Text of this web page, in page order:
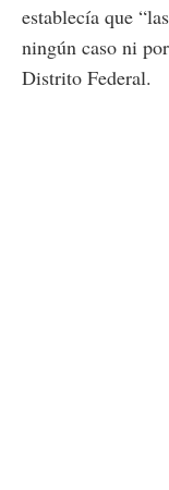
establecía que
ningún caso ni
Distrito Federal.